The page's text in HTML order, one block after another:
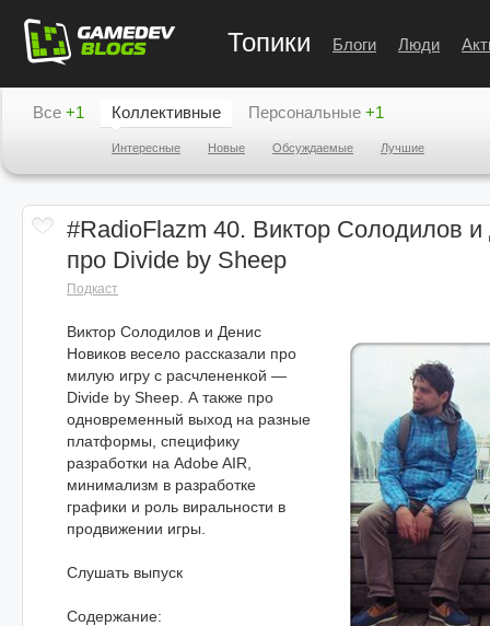
Топики Блоги Люди
Все +1 Коллективные
Интересные Новые Обсуждаемые Лучшие
Персональные +1
#RadioFlazm 40. Виктор Солодилов
про Divide by Sheep
Подкаст
Виктор Солодилов и Денис
Новиков весело рассказали про
милую игру с расчлененкой —
Divide by Sheep. А также про
одновременный выход на разные
платформы, специфику
разработки на Adobe AIR,
минимализм в разработке
графики и роль виральности в
продвижении игры.
Слушать выпуск
Содержание: